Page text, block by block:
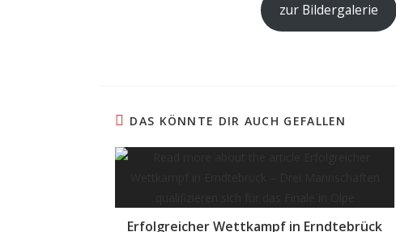
zur Bildergalerie
DAS KÖNNTE DIR AUCH GEFALLEN
Erfolgreicher Wettkampf in Erndtebrück